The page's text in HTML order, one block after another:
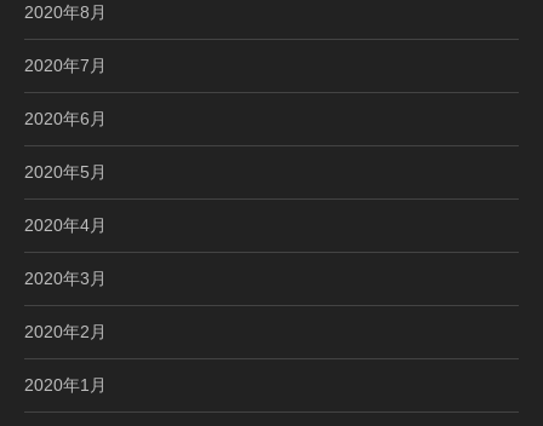
2020年8月
2020年7月
2020年6月
2020年5月
2020年4月
2020年3月
2020年2月
2020年1月